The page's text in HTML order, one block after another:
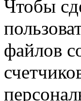
Чтобы
файлов